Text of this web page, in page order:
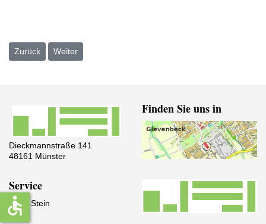
Vorheriger Beitrag: 🎃 Halloweengrüße von den Greenkeepern 🎃
Zurück Nächster Beitrag: Kunst unter dem Motto TEAMWORK
Weiter
Dieckmannstraße 141
48161 Münster
Finden Sie uns in
Service
IServ Stein
accessible